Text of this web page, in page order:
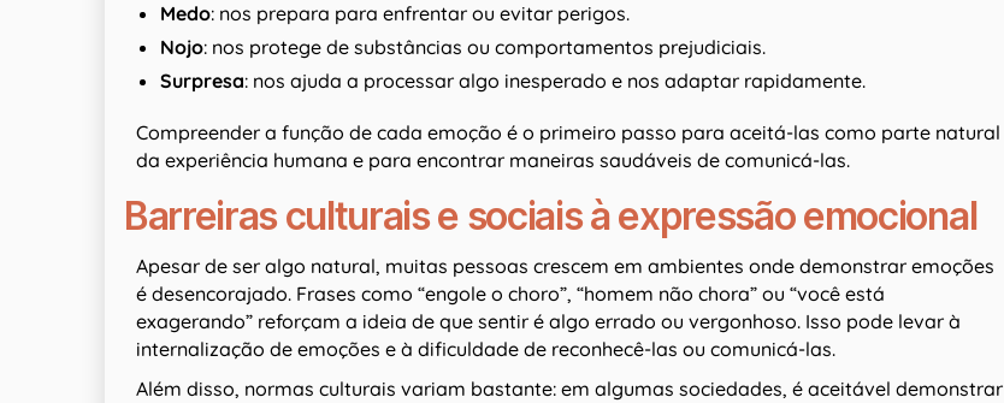
Medo: nos prepara para enfrentar ou evitar perigos.
Nojo: nos protege de substâncias ou comportamentos prejudiciais.
Surpresa: nos ajuda a processar algo inesperado e nos adaptar rapidamente.
Compreender a função de cada emoção é o primeiro passo para aceitá-las como parte natural
da experiência humana e para encontrar maneiras saudáveis de comunicá-las.
Barreiras culturais e sociais à expressão emocional
Apesar de ser algo natural, muitas pessoas crescem em ambientes onde demonstrar emoções
é desencorajado. Frases como “engole o choro”, “homem não chora” ou “você está
exagerando” reforçam a ideia de que sentir é algo errado ou vergonhoso. Isso pode levar à
internalização de emoções e à dificuldade de reconhecê-las ou comunicá-las.
Além disso, normas culturais variam bastante: em algumas sociedades, é aceitável demonstrar